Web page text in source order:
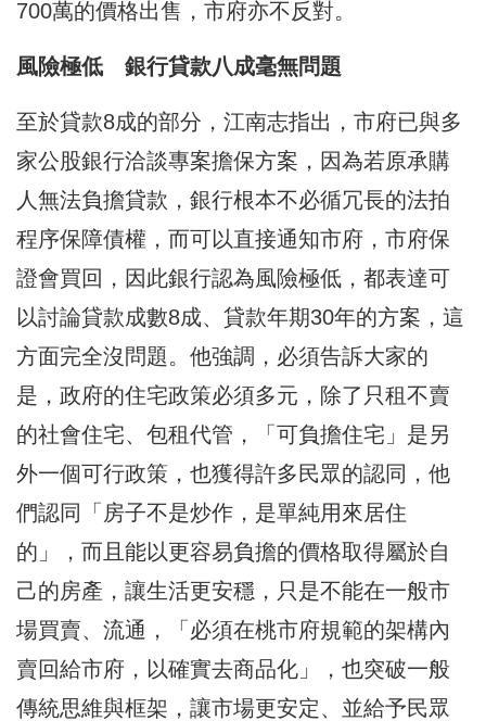
700萬的價格出售，市府亦不反對。
風險極低 銀行貸款八成毫無問題
至於貸款8成的部分，江南志指出，市府已與多
家公股銀行洽談專案擔保方案，因為若原承購
人無法負擔貸款，銀行根本不必循冗長的法拍
程序保障債權，而可以直接通知市府，市府保
證會買回，因此銀行認為風險極低，都表達可
以討論貸款成數8成、貸款年期30年的方案，這
方面完全沒問題。他強調，必須告訴大家的
是，政府的住宅政策必須多元，除了只租不賣
的社會住宅、包租代管，「可負擔住宅」是另
外一個可行政策，也獲得許多民眾的認同，他
們認同「房子不是炒作，是單純用來居住
的」，而且能以更容易負擔的價格取得屬於自
己的房產，讓生活更安穩，只是不能在一般市
場買賣、流通，「必須在桃市府規範的架構內
賣回給市府，以確實去商品化」，也突破一般
傳統思維與框架，讓市場更安定、並給予民眾